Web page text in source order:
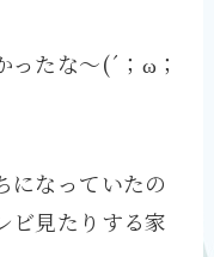
たな～(´；ω；
になっていたの
ビ見たりする家